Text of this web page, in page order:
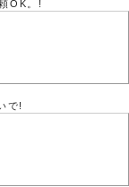
OK。!
で!